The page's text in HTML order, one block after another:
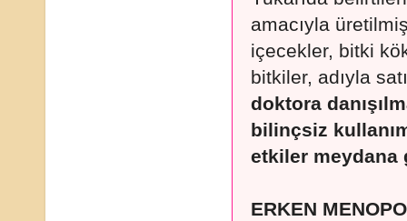
amacıyla
içecekler, bitki
bitkiler, adıyla
doktora
bilinçsiz
etkiler meydana
ERKEN